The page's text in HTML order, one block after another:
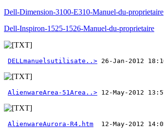
Dell-Dimension-3100-E310-Manuel-du-proprietaire
Dell-Inspiron-1525-1526-Manuel-du-proprietaire
DELLmanuelsutilisate..>
AlienwareArea-51Area..>
AlienwareAurora-R4.htm